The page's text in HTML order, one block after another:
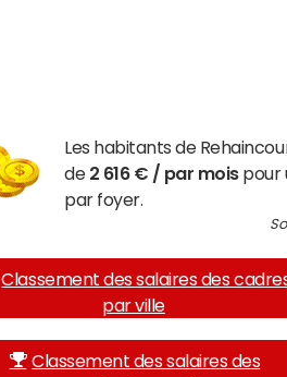
Les habitants de
de 2 616 € / par moispour
par foyer.
Classement des salaires des
par ville
Classement des salaires des